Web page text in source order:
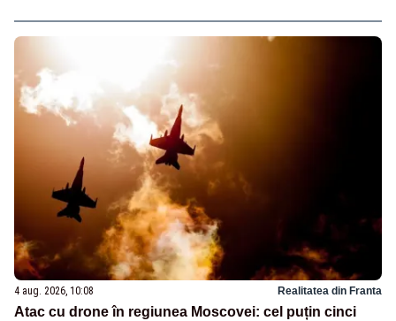
4 aug. 2026, 10:08 Realitatea din Franta
Atac cu drone în regiunea Moscovei: cel puțin cinci